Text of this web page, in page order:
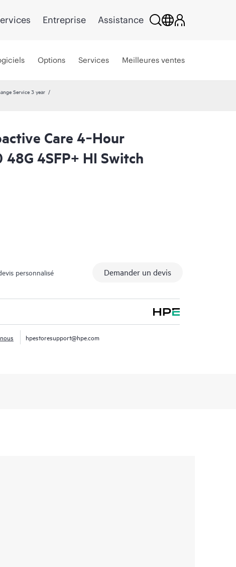
Entreprise Assistance
Options Services Meilleures ventes
Service 3 year
Care 4‑Hour
4SFP+ HI Switch
personnalisé Demander un devis
hpestoresupport@hpe.com